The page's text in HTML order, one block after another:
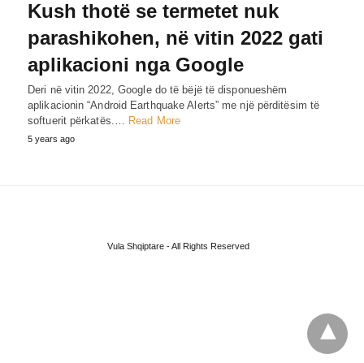
Kush thotë se termetet nuk
parashikohen, në vitin 2022 gati
aplikacioni nga Google
Deri në vitin 2022, Google do të bëjë të disponueshëm
aplikacionin “Android Earthquake Alerts” me një përditësim të
softuerit përkatës.… Read More
5 years ago
Vula Shqiptare - All Rights Reserved